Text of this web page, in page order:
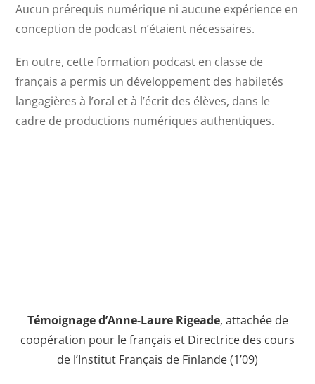
Aucun prérequis numérique ni aucune expérience en
conception de podcast n’étaient nécessaires.
En outre, cette formation podcast en classe de
français a permis un développement des habiletés
langagières à l’oral et à l’écrit des élèves, dans le
cadre de productions numériques authentiques.
Témoignage d’Anne-Laure Rigeade, attachée de
coopération pour le français et Directrice des cours
de l’Institut Français de Finlande (1’09)